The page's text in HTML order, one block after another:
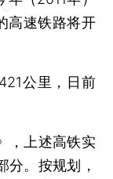
高速铁路将开
公里，日前
上述高铁实
分。按规划，